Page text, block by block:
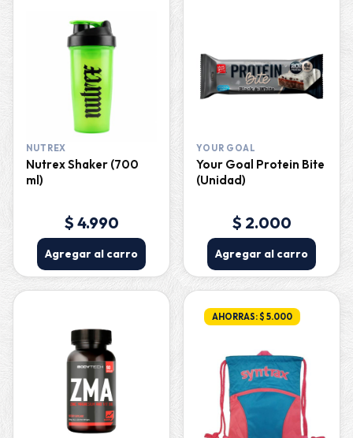
NUTREX
Nutrex Shaker (700
ml)
$ 4.990
Agregar al carro
YOUR GOAL
Your Goal Protein Bite
(Unidad)
$ 2.000
Agregar al carro
AHORRAS: $ 5.000